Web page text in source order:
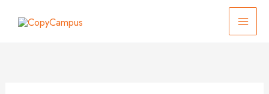
sisältöön